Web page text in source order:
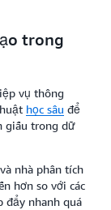
trong
vụ thông
học sâu để
giấu trong dữ
nhà phân tích
hơn so với các
đẩy nhanh quá